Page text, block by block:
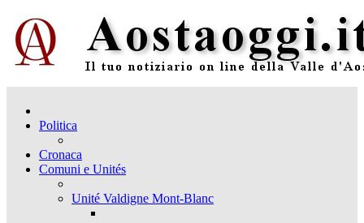
Politica
Cronaca
Comuni e Unités
Unité Valdigne Mont-Blanc